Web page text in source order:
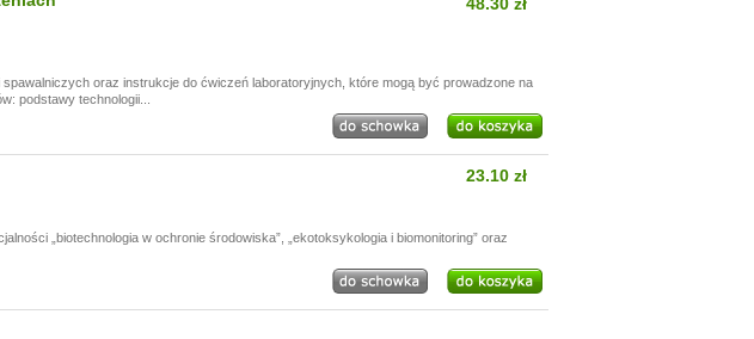
oraz instrukcje do ćwiczeń laboratoryjnych, które mogą być prowadzone na
podstawy technologii...
23.10 zł
„biotechnologia w ochronie środowiska”, „ekotoksykologia i biomonitoring” oraz